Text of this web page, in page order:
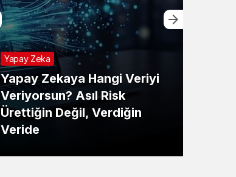
Yapay Zeka
Yapay Zekaya Hangi Veriyi
Veriyorsun? Asıl Risk
Ürettiğin Değil, Verdiğin
Veride